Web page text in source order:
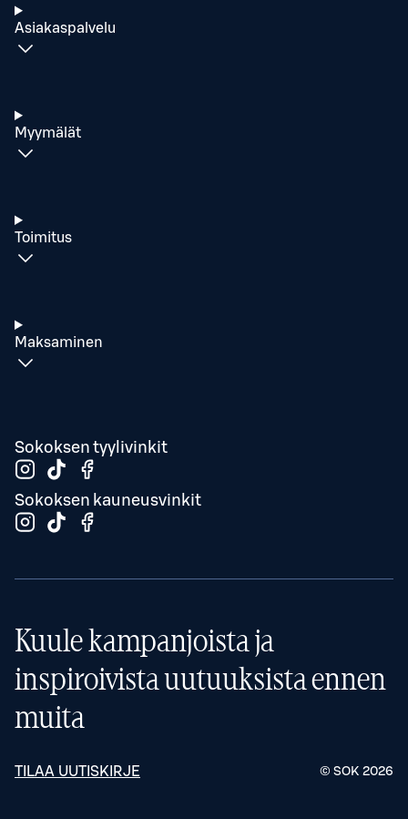
Asiakaspalvelu
Myymälät
Toimitus
Maksaminen
Sokoksen tyylivinkit
Sokoksen kauneusvinkit
Kuule kampanjoista ja
inspiroivista uutuuksista ennen
muita
TILAA UUTISKIRJE © SOK 2026